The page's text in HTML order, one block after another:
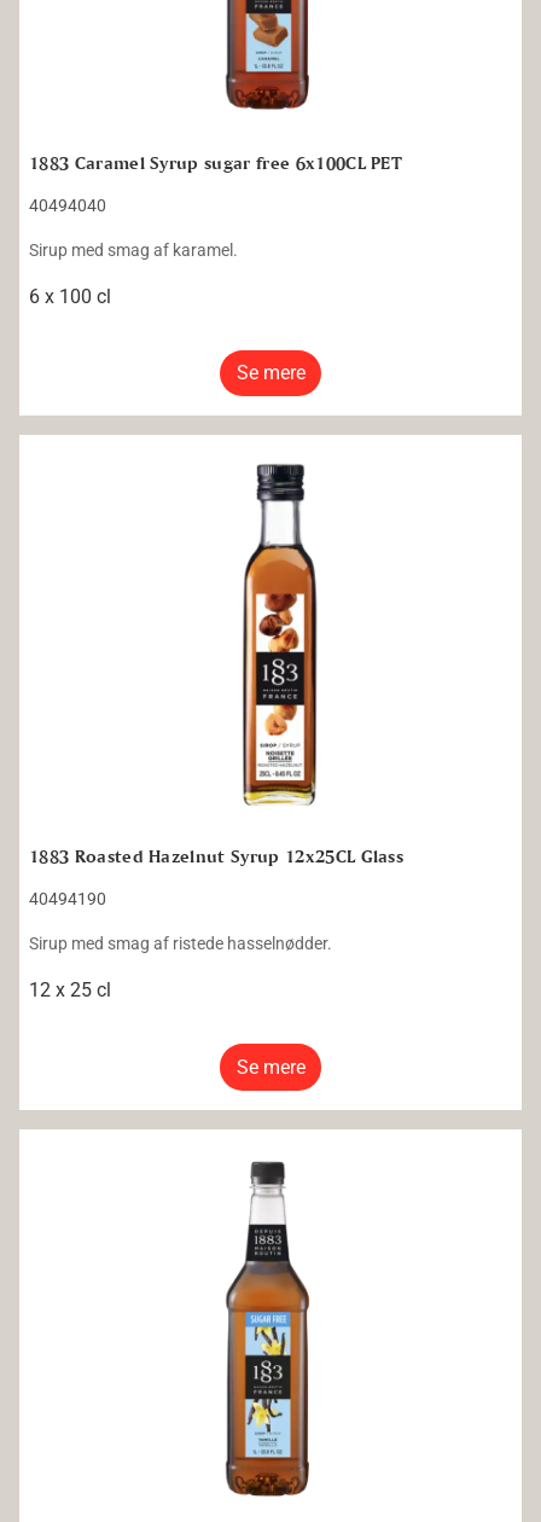
1883 Caramel Syrup sugar free 6x100CL PET
40494040
Sirup med smag af karamel.
6 x 100 cl
Se mere
1883 Roasted Hazelnut Syrup 12x25CL Glass
40494190
Sirup med smag af ristede hasselnødder.
12 x 25 cl
Se mere